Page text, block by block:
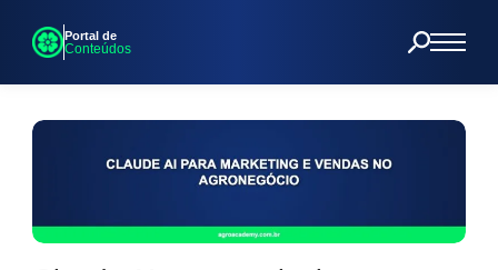
Portal de
Conteúdos